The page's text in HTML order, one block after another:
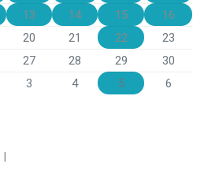
13 14 15
16
20 21 22
23
27 28 29
30
3 4 5 6